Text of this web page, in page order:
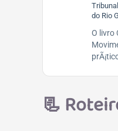
do Rio
O livro
📃